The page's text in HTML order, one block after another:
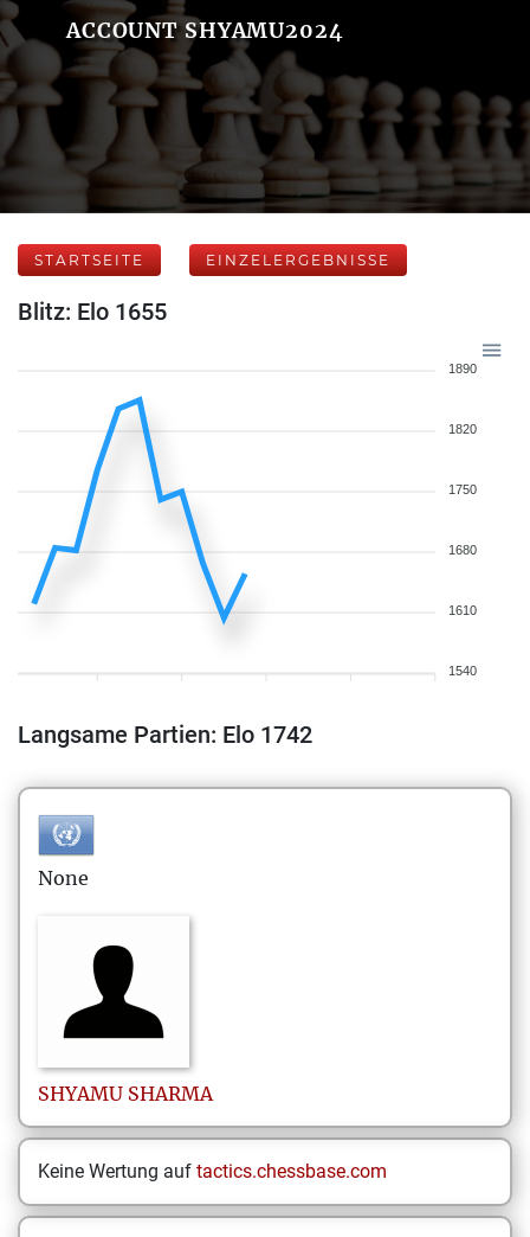
ACCOUNT SHYAMU2024
STARTSEITE EINZELERGEBNISSE
Blitz: Elo 1655
1890
1820
1750
1680
1610
1540
Langsame Partien: Elo 1742
None
SHYAMU SHARMA
Keine Wertung auf tactics.chessbase.com